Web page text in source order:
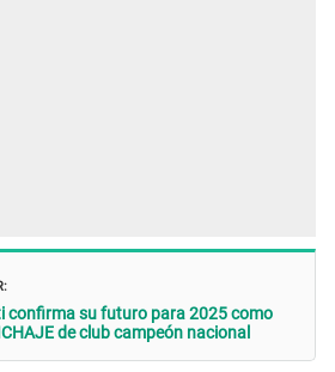
confirma su futuro para 2025 como
de club campeón nacional